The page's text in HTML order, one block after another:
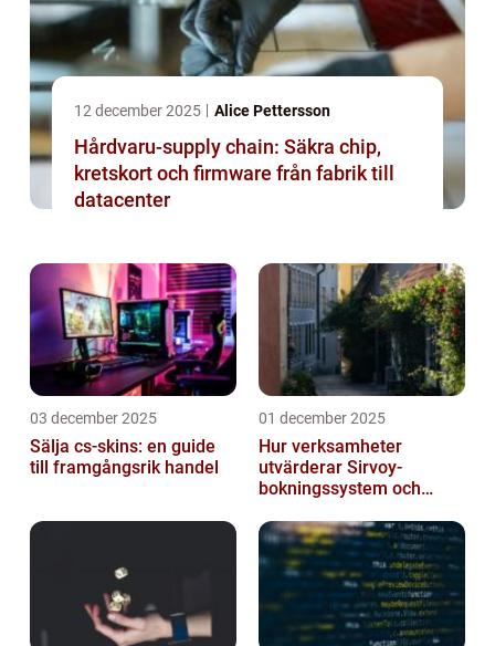
12 december 2025 Alice Pettersson
Hårdvaru-supply chain: Säkra chip,
kretskort och firmware från fabrik till
datacenter
03 december 2025
Sälja cs-skins: en guide
till framgångsrik handel
01 december 2025
Hur verksamheter
utvärderar Sirvoy-
bokningssystem och